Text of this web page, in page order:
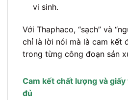
vi sinh.
Với Thaphaco, “sạch” và
chỉ là lời nói mà là cam kết
trong từng công đoạn sản
Cam kết chất lượng và
đủ